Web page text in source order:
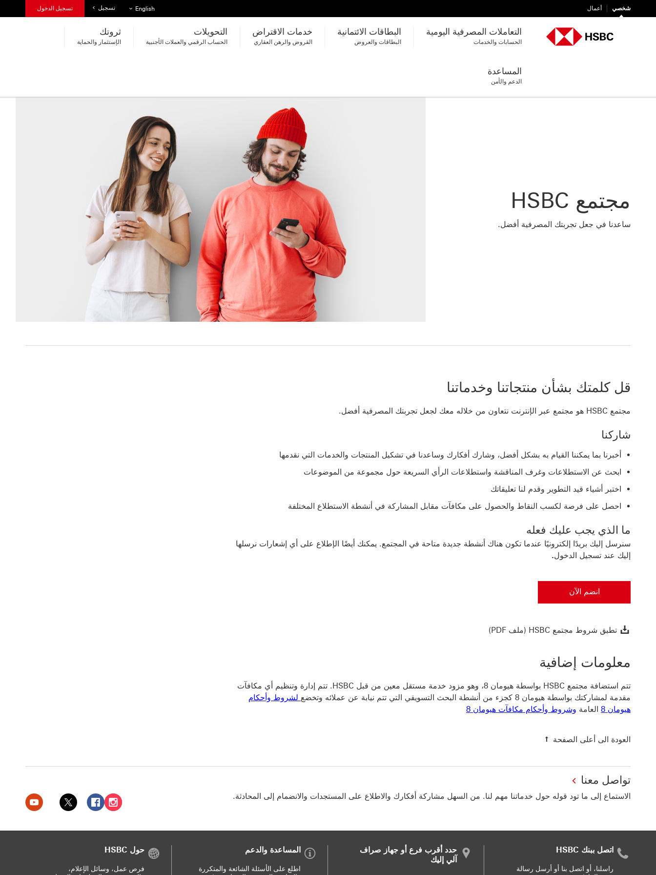
شخصي أعمال قائمة اللغات
English تسجيل تسجيل الدخول
التعاملات المصرفية اليومية
الحسابات والخدمات
البطاقات الائتمانية
البطاقات والعروض
خدمات الاقتراض
القروض والرهن العقاري
التحويلات
الحساب الرقمي والعملات الأجنبية
ثروتك
الإستثمار والحماية
المساعدة
الدعم والأمن
مجتمع HSBC
ساعدنا في جعل تجربتك المصرفية أفضل.
قل كلمتك بشأن منتجاتنا وخدماتنا
مجتمع HSBC هو مجتمع عبر الإنترنت نتعاون من خلاله معك لجعل تجربتك المصرفية أفضل.
شاركنا
أخبرنا بما يمكننا القيام به بشكل أفضل، وشارك أفكارك وساعدنا في تشكيل المنتجات والخدمات التي نقدمها
ابحث عن الاستطلاعات وغرف المناقشة واستطلاعات الرأي السريعة حول مجموعة من الموضوعات
اختبر أشياء قيد التطوير وقدم لنا تعليقاتك
احصل على فرصة لكسب النقاط والحصول على مكافآت مقابل المشاركة في أنشطة الاستطلاع المختلفة
ما الذي يجب عليك فعله
سنرسل إليك بريدًا إلكترونيًا عندما تكون هناك أنشطة جديدة متاحة في المجتمع. يمكنك أيضًا الإطلاع على أي إشعارات نرسلها
إليك عند تسجيل الدخول.
انضم الآن
انضم الآن سيتم فتح هذا الرابط في نافذة جديدة
تطبق شروط مجتمع HSBC (ملف PDF)
معلومات إضافية
تتم استضافة مجتمع HSBC بواسطة هيومان 8، وهو مزود خدمة مستقل معين من قبل HSBC. تتم إدارة وتنظيم أي مكافآت
مقدمة لمشاركتك بواسطة هيومان 8 كجزء من أنشطة البحث التسويقي التي تتم نيابة عن عملائه وتخضع
لشروط وأحكام
هيومان 8
العامة وشروط وأحكام مكافآت هيومان 8
العودة الى أعلى الصفحة
تواصل معنا
الاستماع إلى ما تود قوله حول خدماتنا مهم لنا. من السهل مشاركة أفكارك والاطلاع على المستجدات والانضمام إلى المحادثة. بنك HSBC الإمارات العربية المتحدة على إنستغرام سيتم فتح هذا الرابط في نافذة جديدة بنك HSBC الإمارات العربية المتحدة على فيسبوك سيتم فتح هذا الرابط في نافذة جديدة بنك HSBC الإمارات العربية المتحدة على تويتر سيتم فتح هذا الرابط في نافذة جديدة بنك HSBC الإمارات العربية المتحدة على يوتيوب سيتم فتح هذا الرابط في نافذة جديدة
اتصل ببنك HSBC
راسلنا، أو اتصل بنا أو أرسل رسالة
حدد أقرب فرع أو جهاز صراف
آلي إليك
المساعدة والدعم
اطلع على الأسئلة الشائعة والمتكررة
حول HSBC
فرص عمل، وسائل الإعلام،